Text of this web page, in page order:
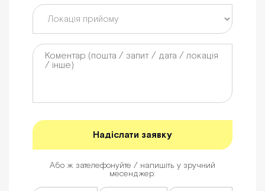
Або ж зателефонуйте / напишіть у зручний
месенджер: